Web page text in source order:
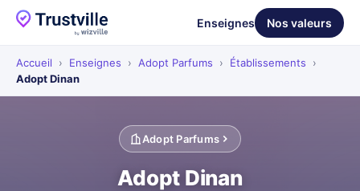
Enseignes Nos valeurs
Accueil › Enseignes › Adopt Parfums › Établissements
›
Adopt Dinan
Adopt Parfums
Adopt Dinan